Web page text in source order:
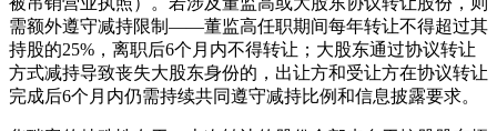
需额外遵守减持限制——董监高任职期间每年转让不得超过其
持股的25%，离职后6个月内不得转让；大股东通过协议转让
方式减持导致丧失大股东身份的，出让方和受让方在协议转让
完成后6个月内仍需持续共同遵守减持比例和信息披露要求。